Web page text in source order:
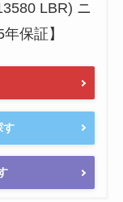
LBR) ニ
保証】
す